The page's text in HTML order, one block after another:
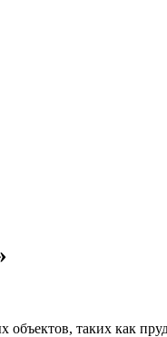
таких как